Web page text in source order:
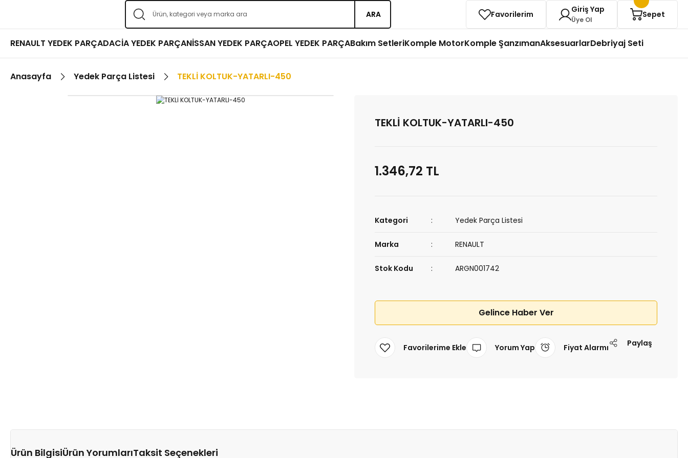
ARA Favorilerim Giriş Yap
Üye Ol
Sepet
RENAULT YEDEK PARÇADACİA YEDEK PARÇANİSSAN YEDEK PARÇAOPEL YEDEK PARÇABakım SetleriKomple MotorKomple ŞanzımanAksesuarlarDebriyaj Seti
Anasayfa Yedek Parça Listesi TEKLİ KOLTUK-YATARLI-450
TEKLİ KOLTUK-YATARLI-450
1.346,72 TL
Kategori Yedek Parça Listesi
Marka RENAULT
Stok Kodu ARGN001742
Gelince Haber Ver
Yorum Yap Fiyat Alarmı Paylaş
Ürün BilgisiÜrün YorumlarıTaksit Seçenekleri